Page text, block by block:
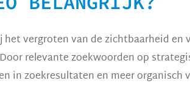
het vergroten van de zichtbaarheid
relevante zoekwoorden op
in zoekresultaten en meer organisch